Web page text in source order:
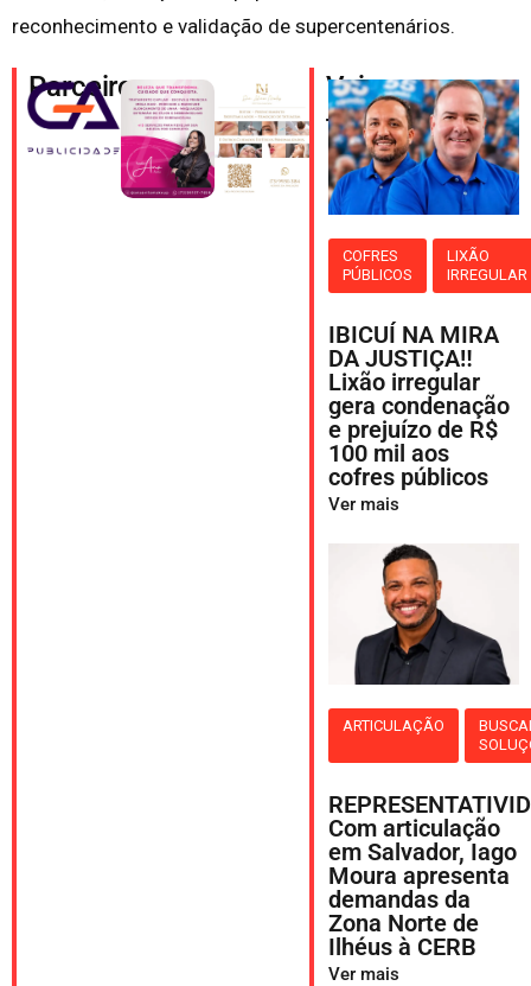
reconhecimento e validação de supercentenários.
Parceiros
Veja
também
COFRES
PÚBLICOS
LIXÃO
IRREGULAR
IBICUÍ NA MIRA
DA JUSTIÇA‼️
Lixão irregular
gera condenação
e prejuízo de R$
100 mil aos
cofres públicos
Ver mais
ARTICULAÇÃO
Com articulação
em Salvador, Iago
Moura apresenta
demandas da
Zona Norte de
Ilhéus à CERB
Ver mais